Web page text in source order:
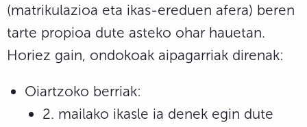
(matrikulazioa eta ikas-ereduen afera) beren
tarte propioa dute asteko ohar hauetan.
Horiez gain, ondokoak aipagarriak direnak:
Oiartzoko berriak:
2. mailako ikasle ia denek egin dute